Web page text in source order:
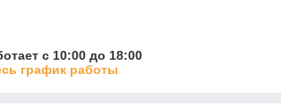
с 10:00 до 18:00
график работы